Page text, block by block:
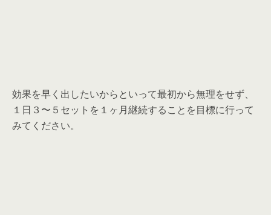
効果を早く出したいからといって最初から無理をせず、
１日３〜５セットを１ヶ月継続することを目標に行って
みてください。